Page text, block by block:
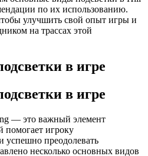
по их использованию.
улучшить свой опыт игры и
на трассах этой
в игре
в игре
— это важный элемент
помогает игроку
успешно преодолевать
несколько основных видов